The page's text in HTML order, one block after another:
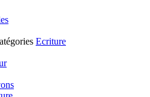
Ecriture